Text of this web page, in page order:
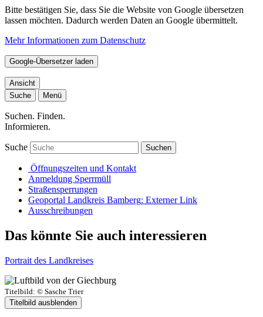
Bitte bestätigen Sie, dass Sie die Website von Google übersetzen
lassen möchten. Dadurch werden Daten an Google übermittelt.
Mehr Informationen zum Datenschutz
Google-Übersetzer laden
Ansicht
Suche
Menü
Suchen. Finden.
Informieren.
Suche Suchen
Öffnungszeiten und Kontakt
Anmeldung Sperrmüll
Straßensperrungen
Geoportal Landkreis Bamberg: Externer Link
Ausschreibungen
Das könnte Sie auch interessieren
Portrait des Landkreises
Titelbild: © Sasche Trier
Titelbild ausblenden